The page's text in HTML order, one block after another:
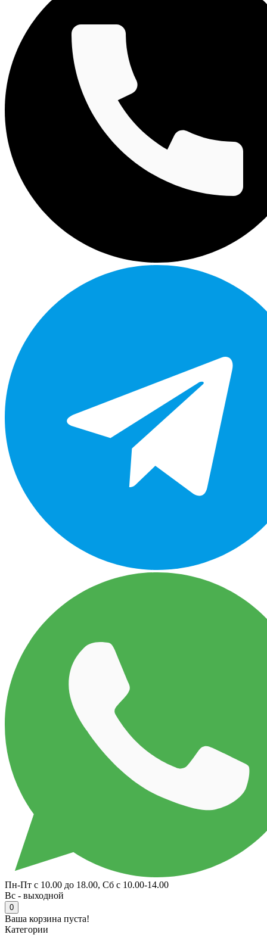
Пн-Пт с 10.00 до 18.00, Сб с 10.00-14.00
Вс - выходной
0
Ваша корзина пуста!
Категории